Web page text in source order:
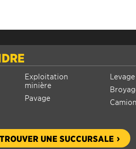
Exploitation
minière
Pavage
Levage
Camion
TROUVER UNE SUCCURSALE